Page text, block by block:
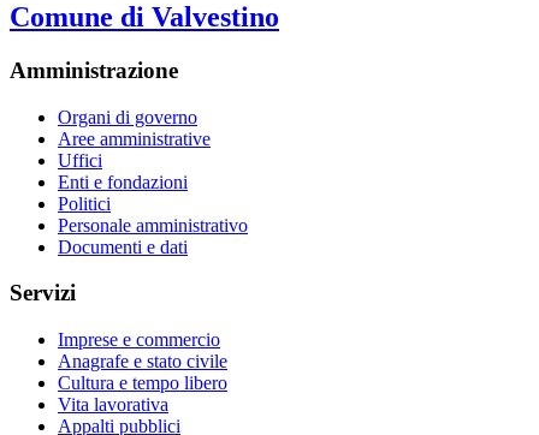
Comune di Valvestino
Amministrazione
Organi di governo
Aree amministrative
Uffici
Enti e fondazioni
Politici
Personale amministrativo
Documenti e dati
Servizi
Imprese e commercio
Anagrafe e stato civile
Cultura e tempo libero
Vita lavorativa
Appalti pubblici